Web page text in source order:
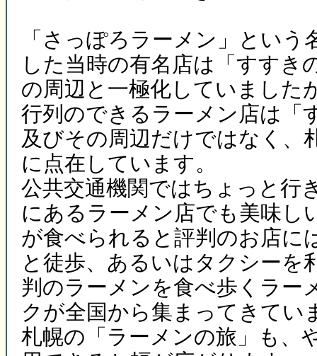
「さっぽろラーメン」という
した当時の有名店は「すすき
の周辺と一極化していました
行列のできるラーメン店は「
及びその周辺だけではなく、
に点在しています。
公共交通機関ではちょっと行
にあるラーメン店でも美味し
が食べられると評判のお店に
と徒歩、あるいはタクシーを
判のラーメンを食べ歩くラー
クが全国から集まってきてい
札幌の「ラーメンの旅」も、